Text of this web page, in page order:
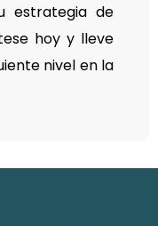
estrategia de
hoy y lleve
nivel en la